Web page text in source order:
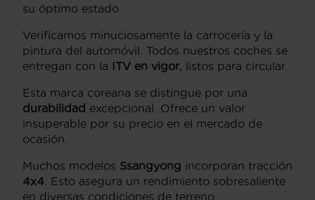
su óptimo estado.
Verificamos minuciosamente la carrocería y la
pintura del automóvil. Todos nuestros coches se
entregan con la ITV en vigor, listos para circular.
Esta marca coreana se distingue por una
durabilidad excepcional. Ofrece un valor
insuperable por su precio en el mercado de
ocasión.
Muchos modelos Ssangyong incorporan tracción
4x4 . Esto asegura un rendimiento sobresaliente
en diversas condiciones de terreno.